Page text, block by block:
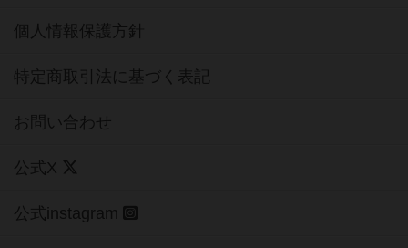
個人情報保護方針
特定商取引法に基づく表記
お問い合わせ
公式X
公式instagram